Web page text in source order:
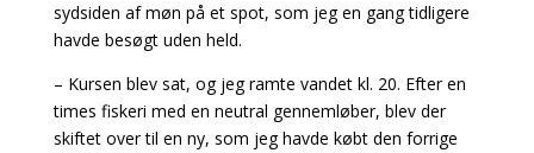
sydsiden af møn på et spot, som jeg en gang tidligere
havde besøgt uden held.
– Kursen blev sat, og jeg ramte vandet kl. 20. Efter en
times fiskeri med en neutral gennemløber, blev der
skiftet over til en ny, som jeg havde købt den forrige